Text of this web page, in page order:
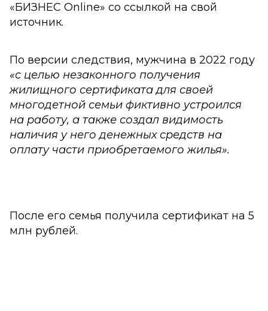
«БИЗНЕС Online» со ссылкой на свой
источник.
По версии следствия, мужчина в 2022 году
«с целью незаконного получения
жилищного сертификата для своей
многодетной семьи фиктивно устроился
на работу, а также создал видимость
наличия у него денежных средств на
оплату части приобретаемого жилья».
После его семья получила сертификат на 5
млн рублей.